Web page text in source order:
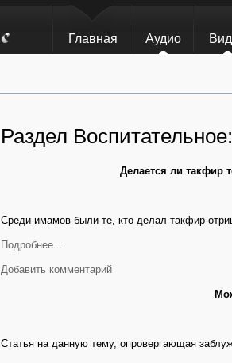
Главная Аудио
Раздел Воспитательное:
Делается ли такфир
Среди имамов были те, кто делал такфир
Подробнее...
Добавить комментарий
Статья на данную тему, опровергающая